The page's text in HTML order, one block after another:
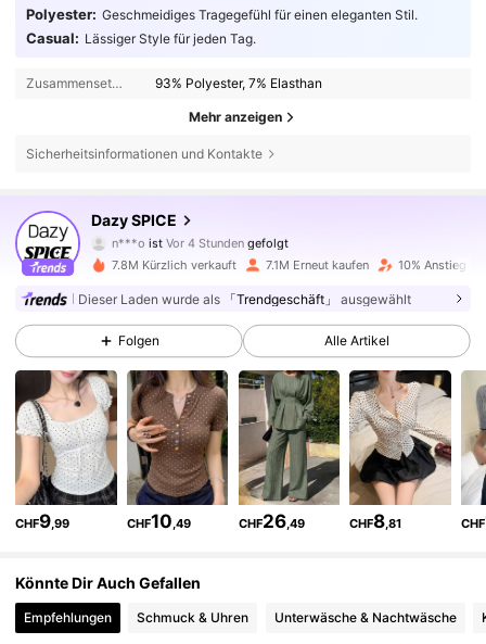
Polyester: Geschmeidiges Tragegefühl für einen eleganten Stil.
Casual: Lässiger Style für jeden Tag.
Zusammensetzung: 93% Polyester, 7% Elasthan
Mehr anzeigen
Sicherheitsinformationen und Kontakte
Dazy SPICE
t***4ist am Durchsuchen
4,84
2M Follower
4,84
4,84 2M Follower
4,84 2M Follower
4,84 2M Follower
7.8M Kürzlich verkauft 7.1M Erneut kaufen 10% Anstieg
Dieser Laden wurde als 「Trendgeschäft」 ausgewählt
Folgen Alle Artikel
CHF9,99 CHF10,49 CHF26,49 CHF8,81 CHF
Könnte Dir Auch Gefallen
Empfehlungen Schmuck & Uhren Unterwäsche & Nachtwäsche